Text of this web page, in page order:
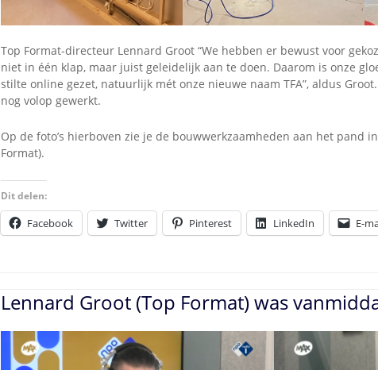
Top Format-directeur Lennard Groot “We hebben er bewust voor
niet in één klap, maar juist geleidelijk aan te doen. Daarom is onze
stilte online gezet, natuurlijk mét onze nieuwe naam TFA”, aldus
nog volop gewerkt.
Op de foto’s hierboven zie je de bouwwerkzaamheden aan het pand
Format).
Dit delen:
Facebook Twitter Pinterest LinkedIn E-
Lennard Groot (Top Format) was